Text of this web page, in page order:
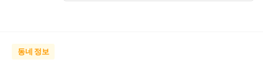
동네 정보